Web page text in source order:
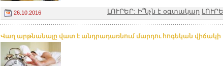
26.10.2016 ԼՈՒՐԵՐ: Ի՞նչն է օգտակար
Վաղ արթնանալը վատ է անդրադառնում մարդու հոգեկան վիճակի